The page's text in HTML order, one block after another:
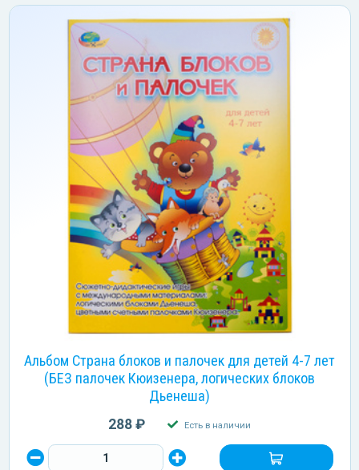
Альбом Страна блоков и палочек для детей 4-7 лет
(БЕЗ палочек Кюизенера, логических блоков
Дьенеша)
288 ₽ Есть в наличии